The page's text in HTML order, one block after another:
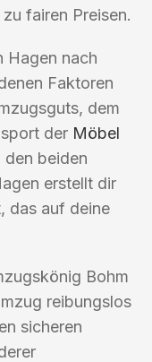
fairen Preisen.
Hagen nach
Faktoren
dem
der Möbel
beiden
erstellt dir
das auf deine
Bohm
reibungslos
sicheren